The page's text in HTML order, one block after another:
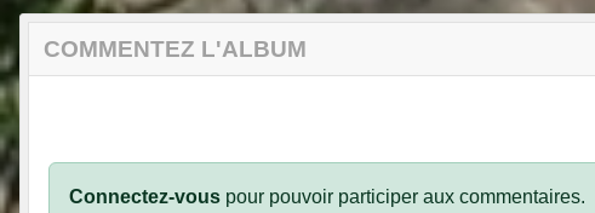
COMMENTEZ L'ALBUM
Connectez-vous pour pouvoir participer aux commentaires.